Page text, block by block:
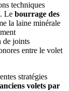
techniques
. Le bourrage des
la laine minérale
de joints
entre le volet
stratégies
volets par